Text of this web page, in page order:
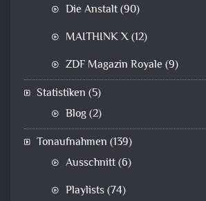
Die Anstalt(90)
MAITHINK X(12)
ZDF Magazin Royale (9)
Statistiken (5)
Blog(2)
Tonaufnahmen (139)
Ausschnitt(6)
Playlists(74)